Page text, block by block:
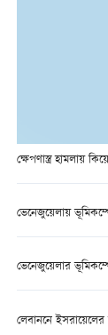
ক্ষেপণাস্ত্র হামলায়
ভেনেজুয়েলায়
ভেনেজুয়েলার
লেবাননে